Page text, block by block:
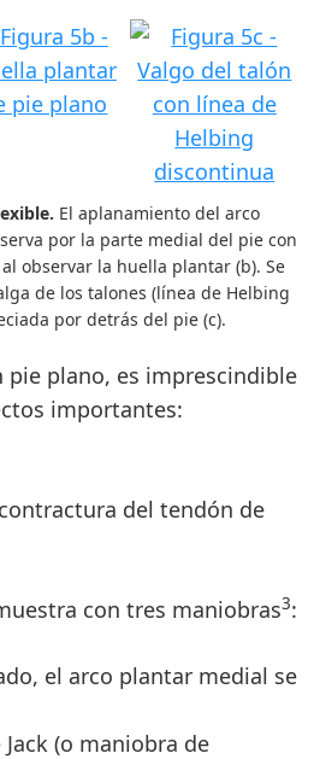
El aplanamiento del arco
por la parte medial del pie con
observar la huella plantar (b). Se
de los talones (línea de Helbing
por detrás del pie (c).
pie plano, es imprescindible
importantes:
del tendón de
con tres maniobras3:
el arco plantar medial se
(o maniobra de